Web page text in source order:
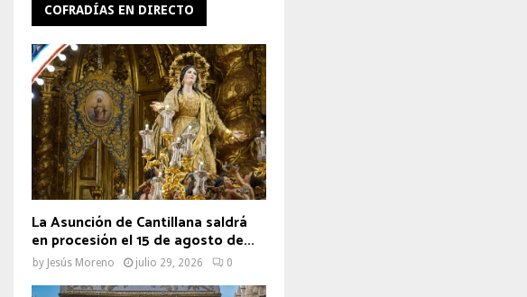
COFRADÍAS EN DIRECTO
La Asunción de Cantillana saldrá
en procesión el 15 de agosto de...
by Jesús Moreno julio 29, 2026 0